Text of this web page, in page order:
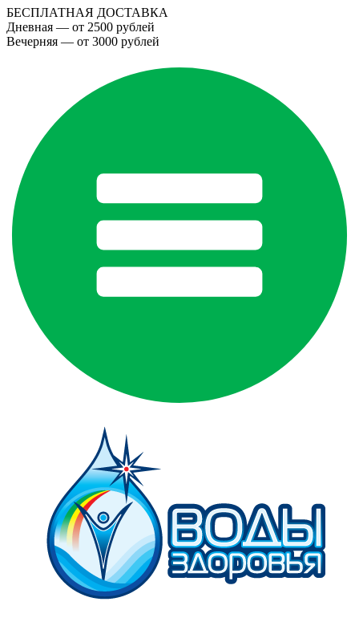
БЕСПЛАТНАЯ ДОСТАВКА
Дневная — от 2500 рублей
Вечерняя — от 3000 рублей